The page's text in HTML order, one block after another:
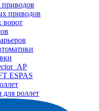
приводов
приводов
ворот
ESPAS
для роллет